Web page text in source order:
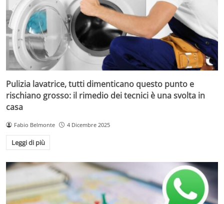
Pulizia lavatrice, tutti dimenticano questo punto e
rischiano grosso: il rimedio dei tecnici è una svolta in
casa
Fabio Belmonte 4 Dicembre 2025
Leggi di più